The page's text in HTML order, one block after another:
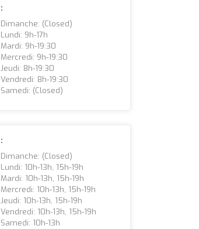
:
Dimanche: (closed)
Lundi: 9h-17h
Mardi: 9h-19:30
Mercredi: 9h-19:30
Jeudi: 8h-19:30
Vendredi: 8h-19:30
Samedi: (closed)
:
Dimanche: (closed)
Lundi: 10h-13h, 15h-19h
Mardi: 10h-13h, 15h-19h
Mercredi: 10h-13h, 15h-19h
Jeudi: 10h-13h, 15h-19h
Vendredi: 10h-13h, 15h-19h
Samedi: 10h-13h